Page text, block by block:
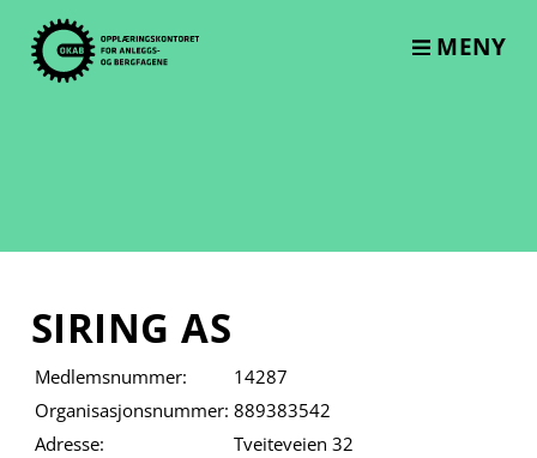
content
MENY
SIRING AS
Medlemsnummer:
14287
Organisasjonsnummer: 889383542
Adresse:
Tveiteveien 32